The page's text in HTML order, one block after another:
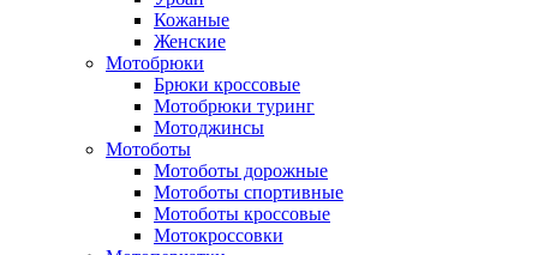
Кожаные
Женские
Мотобрюки
Брюки кроссовые
Мотобрюки туринг
Мотоджинсы
Мотоботы
Мотоботы дорожные
Мотоботы спортивные
Мотоботы кроссовые
Мотокроссовки